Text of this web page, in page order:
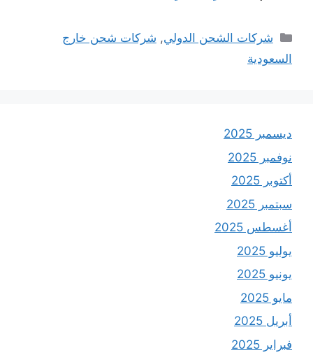
التصنيفات
شركات الشحن الدولي, شركات شحن خارج
السعودية
ديسمبر 2025
نوفمبر 2025
أكتوبر 2025
سبتمبر 2025
أغسطس 2025
يوليو 2025
يونيو 2025
مايو 2025
أبريل 2025
فبراير 2025